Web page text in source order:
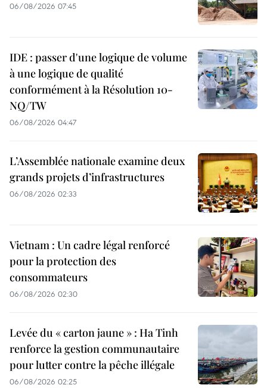
06/08/2026 07:45
IDE : passer d'une logique de volume
à une logique de qualité
conformément à la Résolution 10-
NQ/TW
06/08/2026 04:47
L’Assemblée nationale examine deux
grands projets d’infrastructures
06/08/2026 02:33
Vietnam : Un cadre légal renforcé
pour la protection des
consommateurs
06/08/2026 02:30
Levée du « carton jaune » : Ha Tinh
renforce la gestion communautaire
pour lutter contre la pêche illégale
06/08/2026 02:25